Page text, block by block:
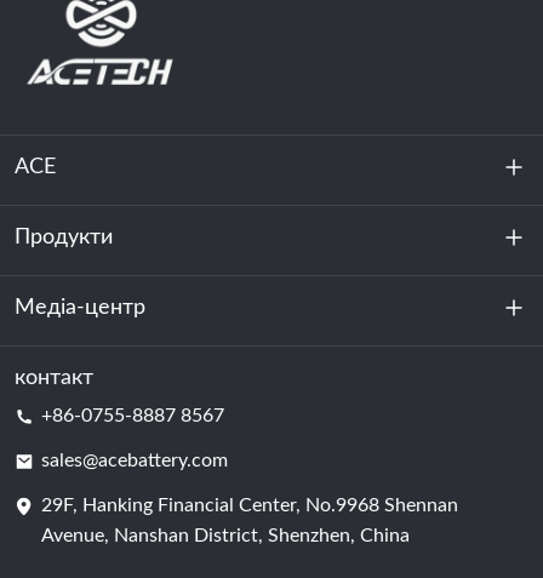
ACE
Про нас
Стійкість
Продукти
Зберігання енергії
Центр обробки даних та серверна кімната
Елемент батареї
Медіа-центр
Новини
контакт
+86-0755-8887 8567
sales@acebattery.com
29F, Hanking Financial Center, No.9968 Shennan
Avenue, Nanshan District, Shenzhen, China